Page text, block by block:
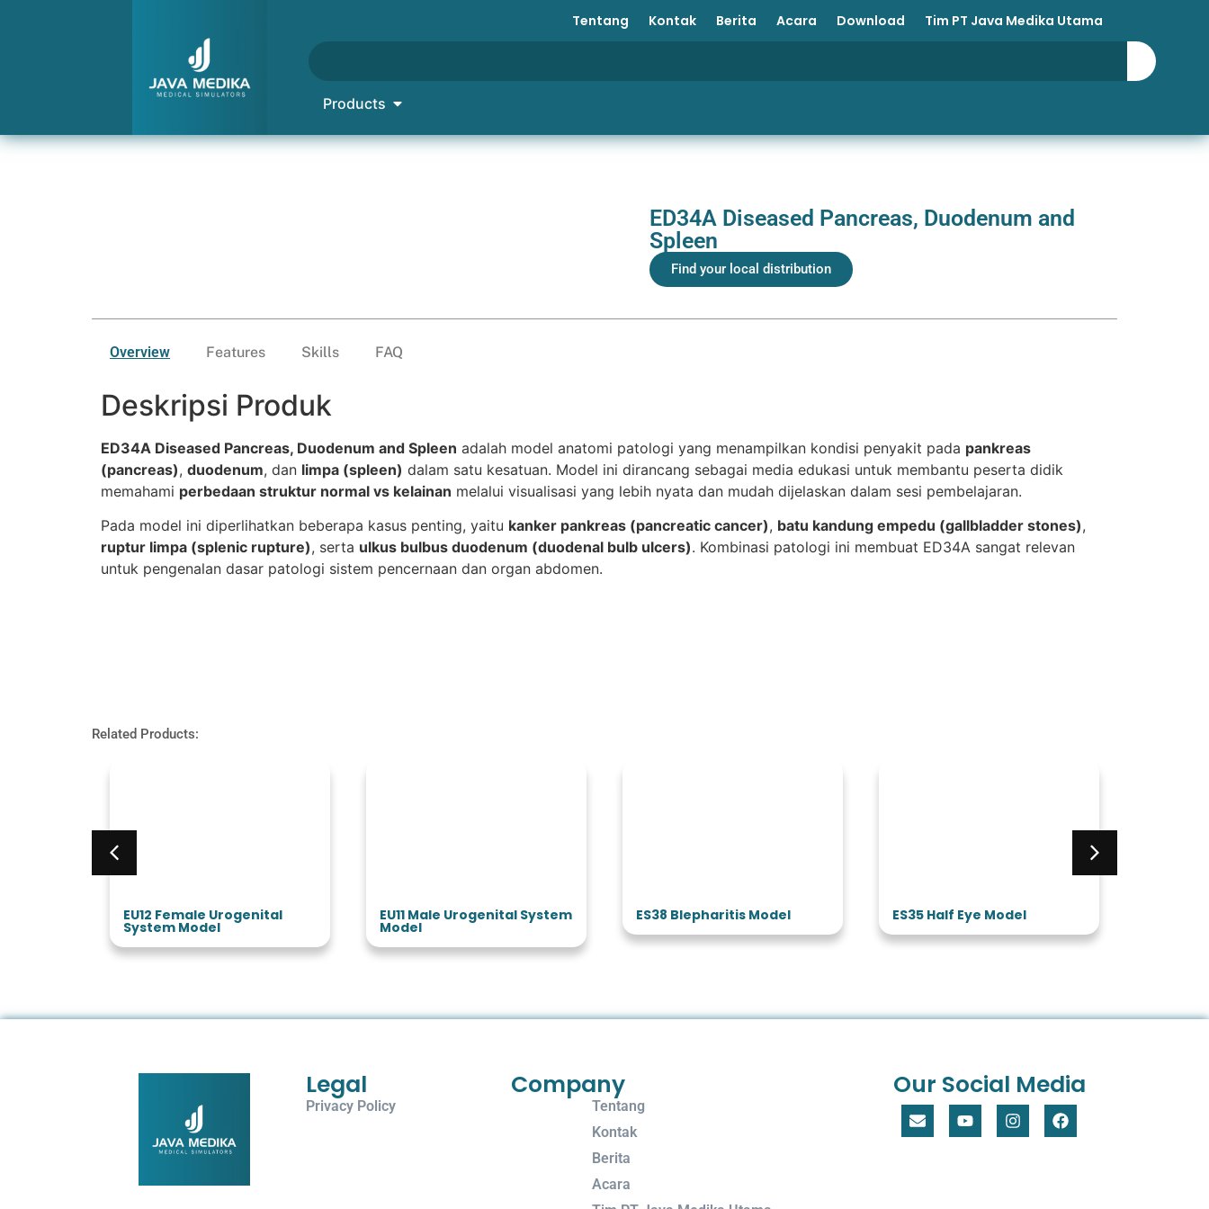
Tentang Kontak Berita Acara Download Tim PT Java Medika Utama
Products
ED34A Diseased Pancreas, Duodenum and
Spleen
Find your local distribution
Overview Features Skills FAQ
Deskripsi Produk
ED34A Diseased Pancreas, Duodenum and Spleen adalah model anatomi patologi yang menampilkan kondisi penyakit pada pankreas
(pancreas), duodenum, dan limpa (spleen) dalam satu kesatuan. Model ini dirancang sebagai media edukasi untuk membantu peserta didik
memahami perbedaan struktur normal vs kelainan melalui visualisasi yang lebih nyata dan mudah dijelaskan dalam sesi pembelajaran.
Pada model ini diperlihatkan beberapa kasus penting, yaitu kanker pankreas (pancreatic cancer), batu kandung empedu (gallbladder stones),
ruptur limpa (splenic rupture), serta ulkus bulbus duodenum (duodenal bulb ulcers). Kombinasi patologi ini membuat ED34A sangat relevan
untuk pengenalan dasar patologi sistem pencernaan dan organ abdomen.
Related Products:
EU12 Female Urogenital
System Model
EU11 Male Urogenital System
Model
ES38 Blepharitis Model ES35 Half Eye Model
Legal
Privacy Policy
Tentang
Kontak
Berita
Acara
Company Our Social Media